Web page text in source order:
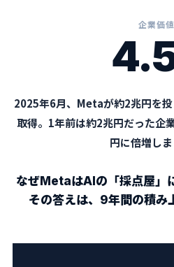
企業価値
2025年6月、Metaが約2兆円を
取得。1年前は約2兆円だった企
円に倍増しま
なぜMetaはAIの「採点屋」
その答えは、9年間の積み